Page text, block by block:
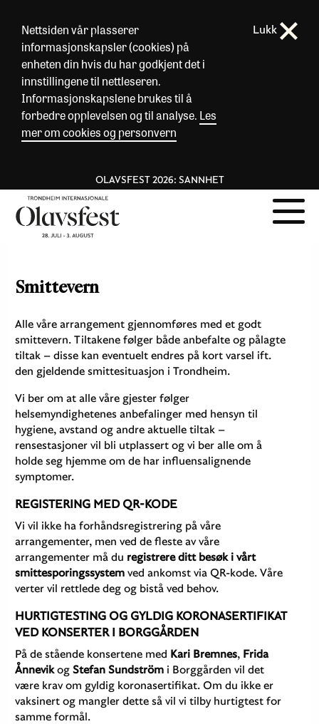
Nettsiden vår plasserer
informasjonskapsler (cookies) på
enheten din hvis du har godkjent det i
innstillingene til nettleseren.
Informasjonskapslene brukes til å
forbedre opplevelsen og til analyse. Les
mer om cookies og personvern
Lukk
OLAVSFEST 2026: SANNHET
Smittevern
Alle våre arrangement gjennomføres med et godt
smittevern. Tiltakene følger både anbefalte og pålagte
tiltak – disse kan eventuelt endres på kort varsel ift.
den gjeldende smittesituasjon i Trondheim.
Vi ber om at alle våre gjester følger
helsemyndighetenes anbefalinger med hensyn til
hygiene, avstand og andre aktuelle tiltak –
rensestasjoner vil bli utplassert og vi ber alle om å
holde seg hjemme om de har influensalignende
symptomer.
REGISTERING MED QR-KODE
Vi vil ikke ha forhåndsregistrering på våre
arrangementer, men ved de fleste av våre
arrangementer må du registrere ditt besøk i vårt
smittesporingssystem ved ankomst via QR-kode. Våre
verter vil rettlede deg og bistå ved behov.
HURTIGTESTING OG GYLDIG KORONASERTIFIKAT
VED KONSERTER I BORGGÅRDEN
På de stående konsertene med Kari Bremnes, Frida
ÅnnevikogStefan Sundström i Borggården vil det
være krav om gyldig koronasertifikat. Om du ikke er
vaksinert og mangler dette så vil vi tilby hurtigtest for
samme formål.